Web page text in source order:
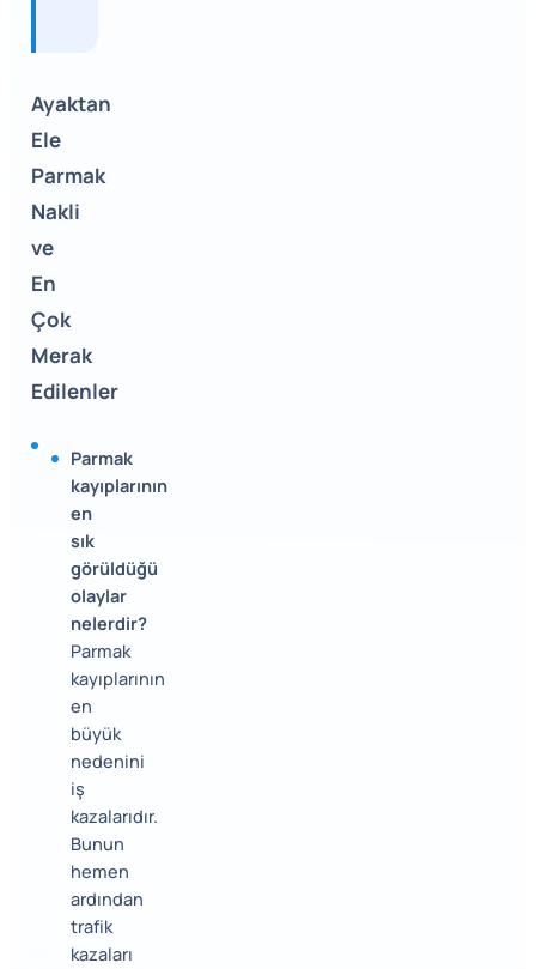
Ayaktan
Ele
Parmak
Nakli
ve
En
Çok
Merak
Edilenler
Parmak
kayıplarının
en
sık
görüldüğü
olaylar
nelerdir?
Parmak
kayıplarının
en
büyük
nedenini
iş
kazalarıdır.
Bunun
hemen
ardından
trafik
kazaları